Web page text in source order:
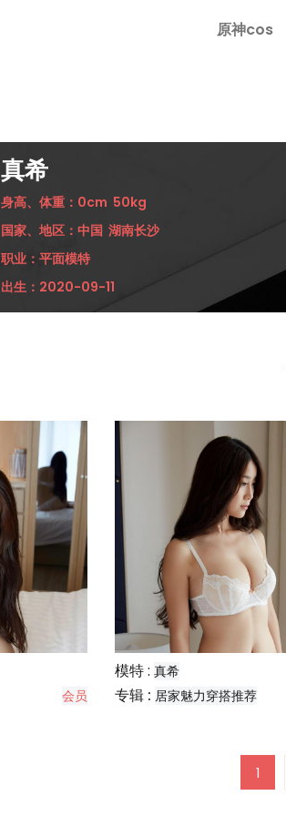
原神cos
真希
身高、体重： 0cm 50kg
国家、地区： 中国 湖南长沙
职业： 平面模特
出生： 2020-09-11
会员
模特 : 真希
专辑 : 居家魅力穿搭推荐
1